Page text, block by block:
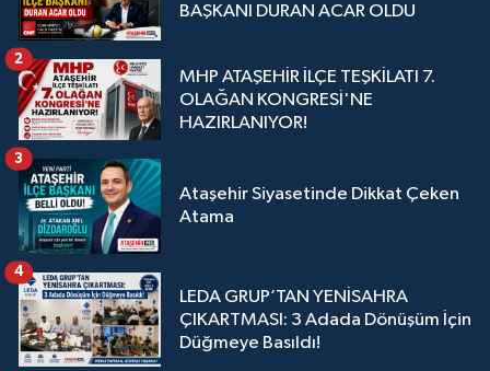
BAŞKANI DURAN ACAR OLDU
MHP ATAŞEHİR İLÇE TEŞKİLATI 7.
OLAĞAN KONGRESİ'NE
HAZIRLANIYOR!
2
Ataşehir Siyasetinde Dikkat Çeken
Atama
3
LEDA GRUP’TAN YENİSAHRA
ÇIKARTMASI: 3 Adada Dönüşüm İçin
Düğmeye Basıldı!
4